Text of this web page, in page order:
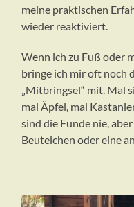
meine praktischen
wieder reaktiviert.
Wenn ich zu Fuß oder
bringe ich mir oft noch
„Mitbringsel“ mit. Mal
mal Äpfel, mal
sind die Funde nie,
Beutelchen oder eine